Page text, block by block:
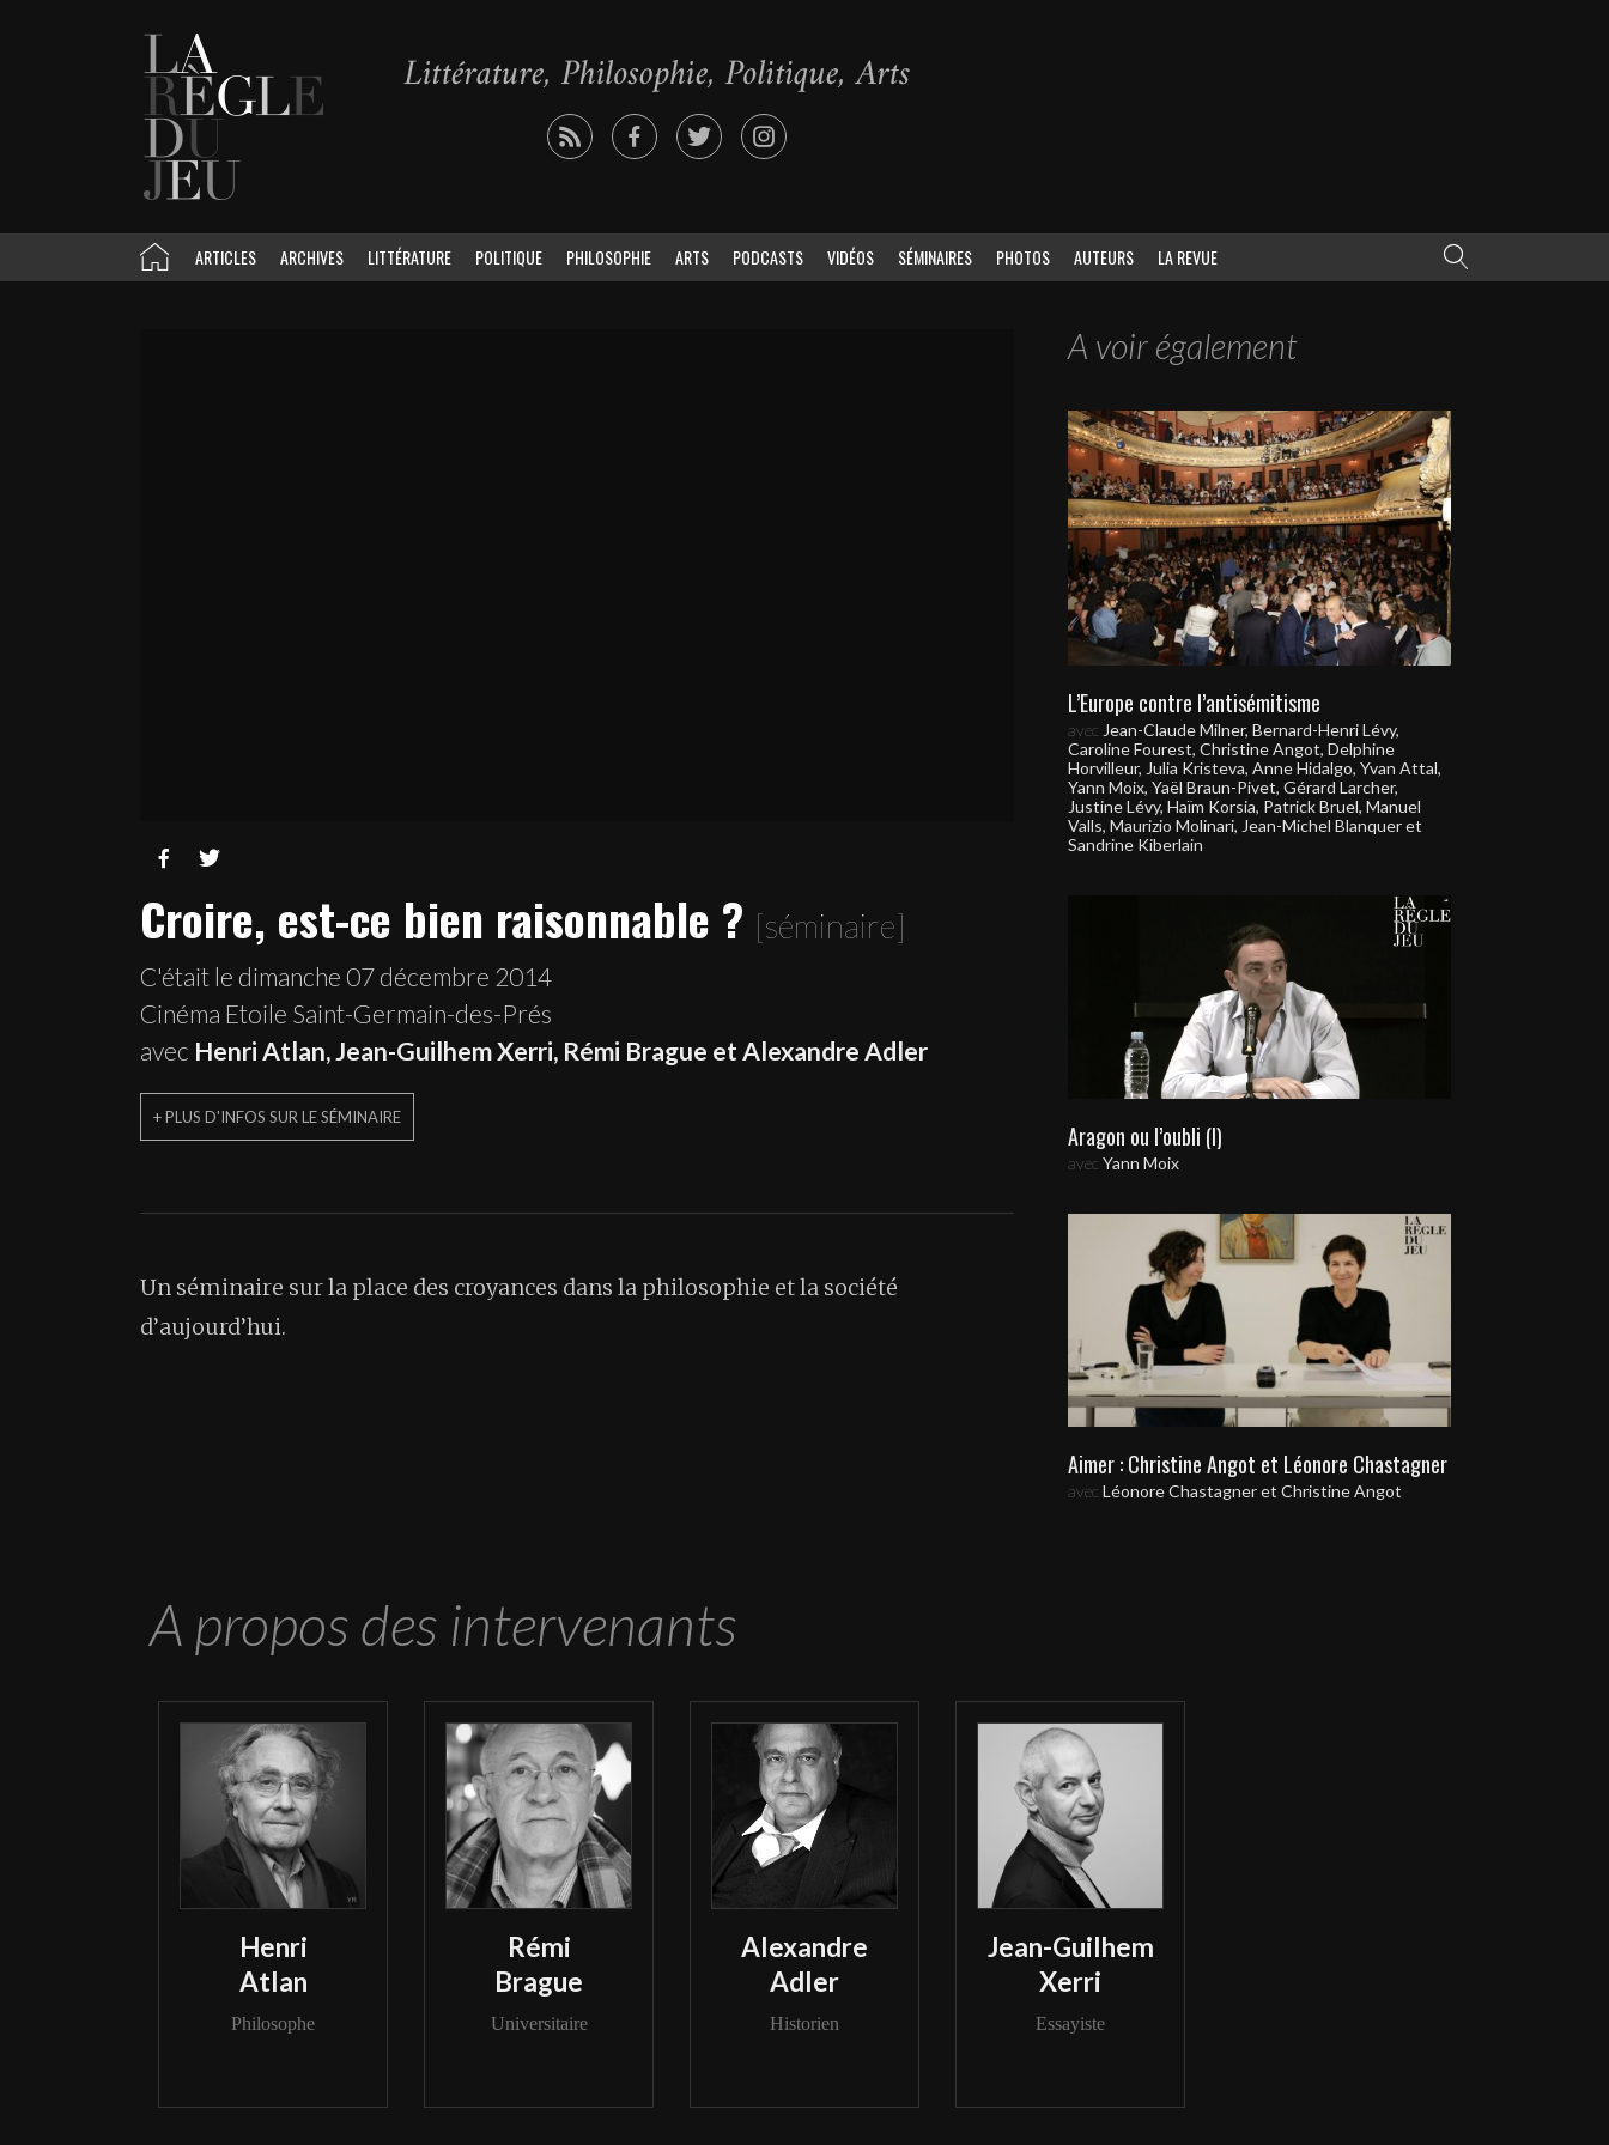
ARTICLES ARCHIVES LITTÉRATURE POLITIQUE PHILOSOPHIE ARTS PODCASTS VIDÉOS SÉMINAIRES PHOTOS AUTEURS LA REVUE
 
Croire, est-ce bien raisonnable ? [séminaire]
C'était le dimanche 07 décembre 2014
Cinéma Etoile Saint-Germain-des-Prés
avec Henri Atlan, Jean-Guilhem Xerri, Rémi Brague et Alexandre Adler
+ PLUS D'INFOS SUR LE SÉMINAIRE
Un séminaire sur la place des croyances dans la philosophie et la société
d’aujourd’hui.
A voir également
L’Europe contre l’antisémitisme
avec Jean-Claude Milner, Bernard-Henri Lévy,
Caroline Fourest, Christine Angot, Delphine
Horvilleur, Julia Kristeva, Anne Hidalgo, Yvan Attal,
Yann Moix, Yaël Braun-Pivet, Gérard Larcher,
Justine Lévy, Haïm Korsia, Patrick Bruel, Manuel
Valls, Maurizio Molinari, Jean-Michel Blanquer et
Sandrine Kiberlain
Aragon ou l’oubli (I)
avec Yann Moix
Aimer : Christine Angot et Léonore Chastagner
avec Léonore Chastagner et Christine Angot
A propos des intervenants
Henri
Atlan
Philosophe
Rémi
Brague
Universitaire
Alexandre
Adler
Historien
Jean-Guilhem
Xerri
Essayiste